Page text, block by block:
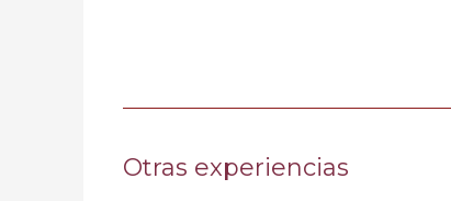
Otras experiencias